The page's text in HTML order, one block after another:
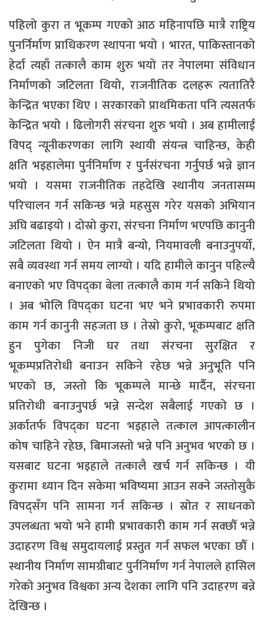
पहिलो कुरा त भूकम्प गएको आठ महिनापछि मात्रै राष्ट्रिय
पुनर्निर्माण प्राधिकरण स्थापना भयो । भारत, पाकिस्तानको
हेर्दा त्यहाँ तत्कालै काम शुरु भयो तर नेपालमा संविधान
निर्माणको जटिलता थियो, राजनीतिक दलहरू त्यतातिरै
केन्द्रित भएका थिए । सरकारको प्राथमिकता पनि त्यसतर्फ
केन्द्रित भयो । ढिलोगरी संरचना शुरु भयो । अब हामीलाई
विपद् न्यूनीकरणका लागि स्थायी संयन्त्र चाहिन्छ, केही
क्षति भइहालेमा पुर्ननिर्माण र पुर्नसंरचना गर्नुपर्छ भन्ने ज्ञान
भयो । यसमा राजनीतिक तहदेखि स्थानीय जनतासम्म
परिचालन गर्न सकिन्छ भन्ने महसुस गरेर यसको अभियान
अघि बढाइयो । दोस्रो कुरा, संरचना निर्माण भएपछि कानुनी
जटिलता थियो । ऐन मात्रै बन्यो, नियमावली बनाउनुपर्यो,
सबै व्यवस्था गर्न समय लाग्यो । यदि हामीले कानुन पहिल्यै
बनाएको भए विपद्का बेला तत्कालै काम गर्न सकिने थियो
। अब भोलि विपद्का घटना भए भने प्रभावकारी रुपमा
काम गर्न कानुनी सहजता छ । तेस्रो कुरो, भूकम्पबाट क्षति
हुन पुगेका निजी घर तथा संरचना सुरक्षित र
भूकम्पप्रतिरोधी बनाउन सकिने रहेछ भन्ने अनुभूति पनि
भएको छ, जस्तो कि भूकम्पले मान्छे मार्दैन, संरचना
प्रतिरोधी बनाउनुपर्छ भन्ने सन्देश सबैलाई गएको छ ।
अर्कातर्फ विपद्का घटना भइहाले तत्काल आपत्कालीन
कोष चाहिने रहेछ, बिमाजस्तो भन्ने पनि अनुभव भएको छ ।
यसबाट घटना भइहाले तत्कालै खर्च गर्न सकिन्छ । यी
कुरामा ध्यान दिन सकेमा भविष्यमा आउन सक्ने जस्तोसुकै
विपद्सँग पनि सामना गर्न सकिन्छ । स्रोत र साधनको
उपलब्धता भयो भने हामी प्रभावकारी काम गर्न सक्छौँ भन्ने
उदाहरण विश्व समुदायलाई प्रस्तुत गर्न सफल भएका छौँ ।
स्थानीय निर्माण सामग्रीबाट पुर्ननिर्माण गर्न नेपालले हासिल
गरेको अनुभव विश्वका अन्य देशका लागि पनि उदाहरण बन्ने
देखिन्छ ।